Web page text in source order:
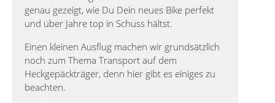
genau gezeigt, wie Du Dein neues Bike perfekt
und über Jahre top in Schuss hältst.
Einen kleinen Ausflug machen wir grundsätzlich
noch zum Thema Transport auf dem
Heckgepäckträger, denn hier gibt es einiges zu
beachten.